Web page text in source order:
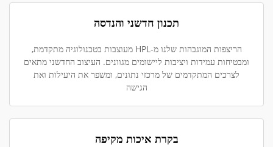
תכנון חדשני והנדסה
הריצפות המוגבהות שלנו מ-HPL מעוצבות בטכנולוגיה מתקדמת,
ומבטיחות עמידות ויציבות ליישומים מגוונים. העיצוב החדשני מתאים
לצרכים המתקדמים של מרכזי נתונים, ומשפר את היעילות ואת
הגישה
בקרת איכות מקיפה